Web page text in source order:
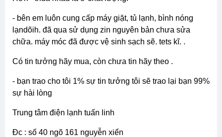
- bên em luôn cung cấp máy giặt, tủ lạnh, bình nóng
lạndõih. đã qua sử dụng zin nguyên bản chưa sửa
chữa. máy móc đã được vệ sinh sạch sẽ. tets kĩ. .
có tin tưởng hãy mua, còn chưa tin hãy theo .
- bạn trao cho tôi 1% sự tin tưởng tôi sẽ trao lại bạn 99%
sự hài lòng
trung tâm điện lạnh tuấn linh
đc : số 40 ngõ 161 nguyễn xiển